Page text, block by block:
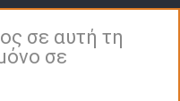
σε αυτή τη
σε